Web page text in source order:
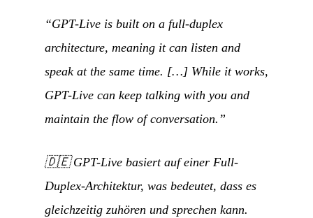
“GPT-Live is built on a full-duplex
architecture, meaning it can listen and
speak at the same time. […] While it works,
GPT-Live can keep talking with you and
maintain the flow of conversation.”
🇩🇪GPT-Live basiert auf einer Full-
Duplex-Architektur, was bedeutet, dass es
gleichzeitig zuhören und sprechen kann.